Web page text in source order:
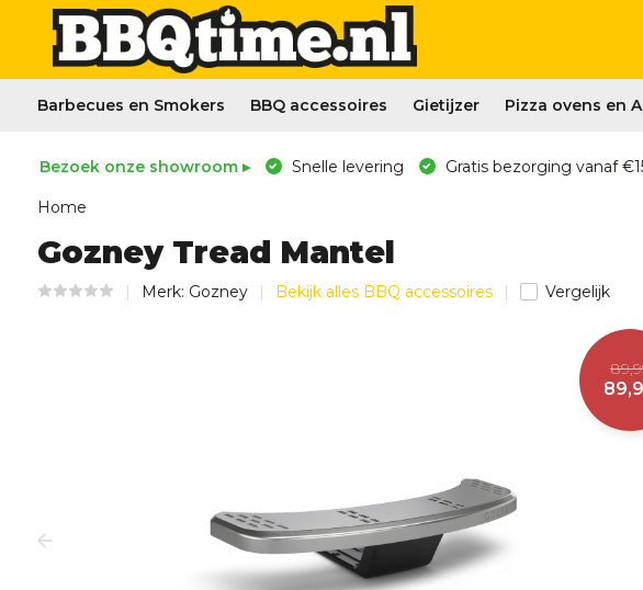
Barbecues en Smokers BBQ accessoires Gietijzer Pizza ovens en
Bezoek onze showroom ▸ Snelle levering Gratis bezorging vanaf
Home
Gozney Tread Mantel
Merk: Gozney Bekijk alles BBQ accessoires Vergelijk